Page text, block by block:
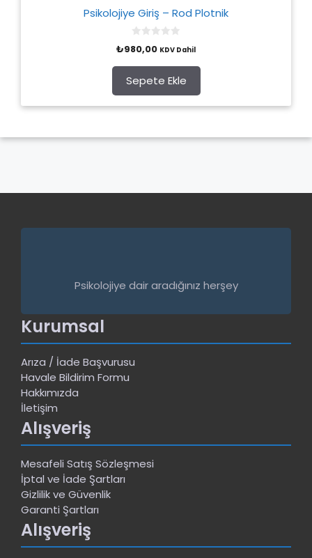
Psikolojiye Giriş – Rod Plotnik
o
t
o
f
5
₺980,00 KDV Dahil
Sepete Ekle
Psikolojiye dair aradığınız herşey
Kurumsal
Arıza / İade Başvurusu
Havale Bildirim Formu
Hakkımızda
İletişim
Alışveriş
Mesafeli Satış Sözleşmesi
İptal ve İade Şartları
Gizlilik ve Güvenlik
Garanti Şartları
Alışveriş